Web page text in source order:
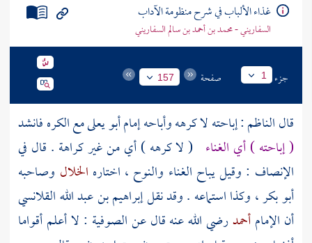
غذاء الألباب في شرح منظومة الآداب
السفاريني - محمد بن أحمد بن سالم السفاريني
جزء 1 صفحة 157
قالالناظم: إباحته لا كرهه وأباحه إمامأبو يعلىمع الكره فانشد
( إباحته ) أي الغناء ( لا كرهه ) أي من غير كراهة . قال في
الإنصاف : وقيل يباح الغناء والنوح ، اختاره الخلال وصاحبه
أبو بكر، وكذا استماعه . وقد نقلإبراهيم بن عبد الله القلانسي
أن الإمامأحمدرضي الله عنه قال عنالصوفية : لا أعلم أقواما